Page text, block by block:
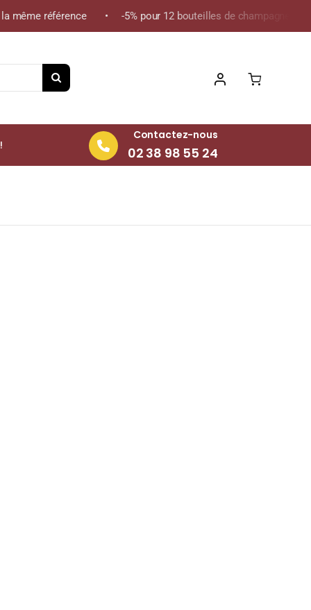
référence • -5% pour 12 bouteilles de champagne de la
Contactez-nous
02 38 98 55 24